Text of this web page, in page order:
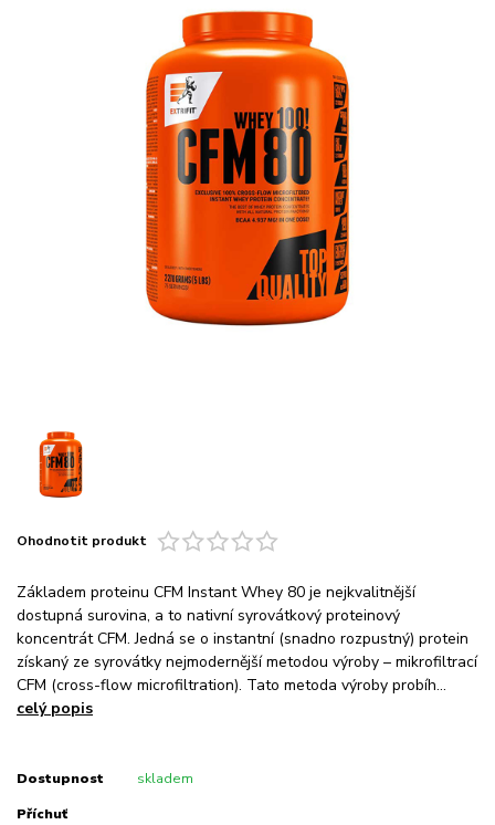
Ohodnotit produkt
Základem proteinu CFM Instant Whey 80 je nejkvalitnější
dostupná surovina, a to nativní syrovátkový proteinový
koncentrát CFM. Jedná se o instantní (snadno rozpustný) protein
získaný ze syrovátky nejmodernější metodou výroby – mikrofiltrací
CFM (cross-flow microfiltration). Tato metoda výroby probíh...
celý popis
Dostupnost skladem
Příchuť